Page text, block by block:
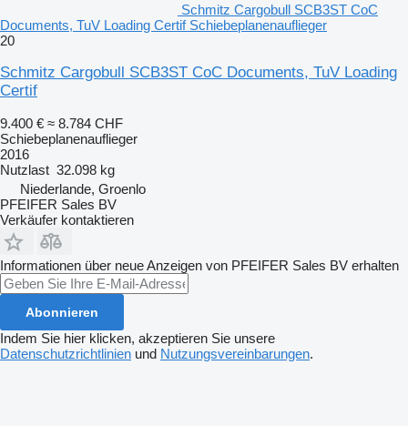
Schmitz Cargobull SCB3ST CoC
Documents, TuV Loading Certif Schiebeplanenauflieger
20
Schmitz Cargobull SCB3ST CoC Documents, TuV Loading
Certif
9.400 € ≈ 8.784 CHF
Schiebeplanenauflieger
2016
Nutzlast 32.098 kg
Niederlande, Groenlo
PFEIFER Sales BV
Verkäufer kontaktieren
Informationen über neue Anzeigen von PFEIFER Sales BV erhalten
Abonnieren
Indem Sie hier klicken, akzeptieren Sie unsere
Datenschutzrichtlinien und Nutzungsvereinbarungen.